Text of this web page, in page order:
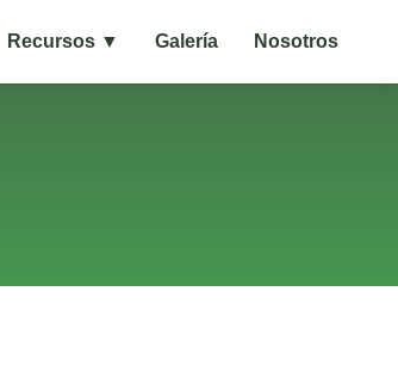
Recursos ▼ Galería Nosotros